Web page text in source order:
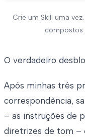
Crie um Skill uma
compostos
O verdadeiro
Após minhas três
correspondência,
– as instruções de
diretrizes de tom –